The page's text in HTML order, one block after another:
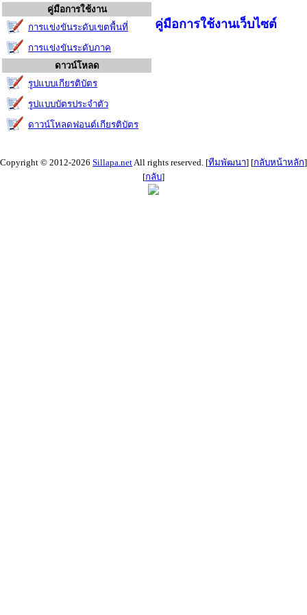
คู่มือการใช้งาน
การแข่งขันระดับเขตพื้นที่
การแข่งขันระดับภาค
ดาวน์โหลด
รูปแบบเกียรติบัตร
รูปแบบบัตรประจำตัว
ดาวน์โหลดฟอนต์เกียรติบัตร
คู่มือการใช้งานเว็บไซต์
Copyright © 2012-2026 Sillapa.netAll rights reserved. [ทีมพัฒนา] [กลับหน้าหลัก]
[กลับ]